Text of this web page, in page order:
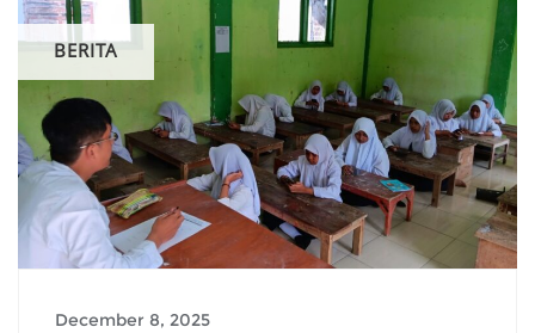
BERITA
December 8, 2025